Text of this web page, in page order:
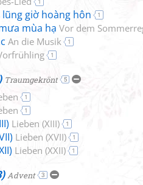
giờ hoàng hôn 1
mùa hạ Vor dem
An die Musik 1
1
Traumgekrönt 5
1
1
Lieben (XIII) 1
Lieben (XVII) 1
Lieben (XXII) 1
Advent 3